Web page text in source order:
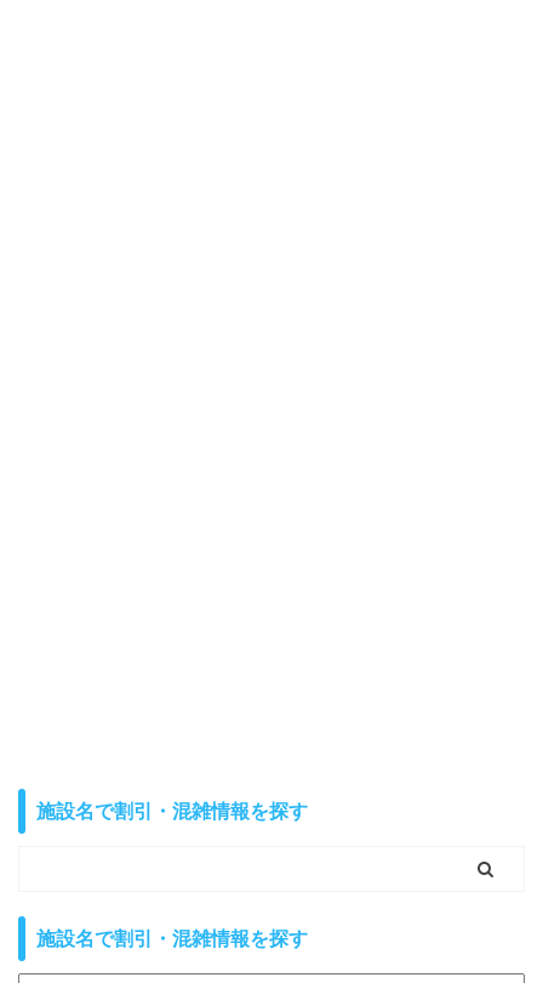
施設名で割引・混雑情報を探す
施設名で割引・混雑情報を探す